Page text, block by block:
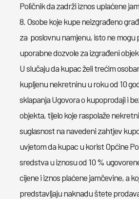
Poličnik da zadrži iznos uplaćene
8. Osobe koje kupe neizgrađeno
za poslovnu namjenu, isto ne mogu
uporabne dozvole za izgrađeni
U slučaju da kupac želi trećim
kupljenu nekretninu u roku od 10
sklapanja Ugovora o kupoprodaji i
objekta, tijelo koje raspolaže
suglasnost na navedeni zahtjev
uvjetom da kupac u korist Općine
sredstva u iznosu od 10 %
cijene i iznos plaćene jamčevine, a
predstavljaju naknadu štete